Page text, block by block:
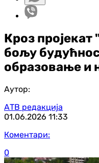
Кроз
бољу
образовање и
Аутор:
АТВ редакција
01.06.2026 11:33
Коментари:
0